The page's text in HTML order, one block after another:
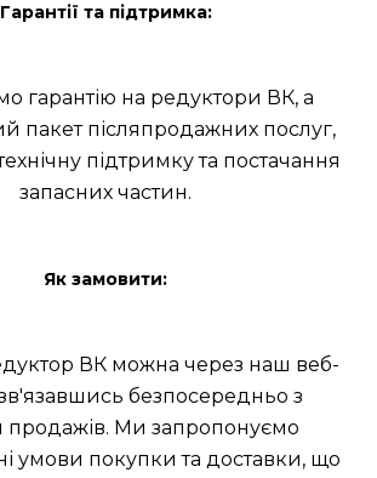
Гарантії та підтримка:
гарантію на редуктори ВК, а
пакет післяпродажних послуг,
підтримку та постачання
запасних частин.
Як замовити:
ВК можна через наш веб-
безпосередньо з
продажів. Ми запропонуємо
умови покупки та доставки, що